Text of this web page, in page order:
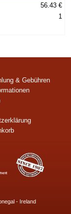
56.43 €
1
& Gebühren
- Ireland